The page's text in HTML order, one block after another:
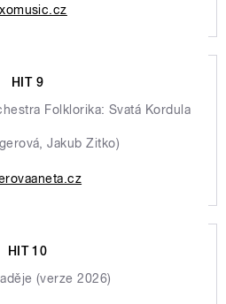
HIT 9
Folklorika: Svatá Kordula
Jakub Zitko)
HIT 10
(verze 2026)